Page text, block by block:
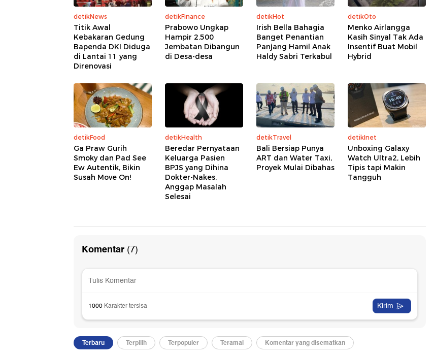
detikNews
Titik Awal
Kebakaran Gedung
Bapenda DKI Diduga
di Lantai 11 yang
Direnovasi
detikFinance
Prabowo Ungkap
Hampir 2.500
Jembatan Dibangun
di Desa-desa
detikHot
Irish Bella Bahagia
Banget Penantian
Panjang Hamil Anak
Haldy Sabri Terkabul
detikOto
Menko Airlangga
Kasih Sinyal Tak Ada
Insentif Buat Mobil
Hybrid
detikFood
Ga Praw Gurih
Smoky dan Pad See
Ew Autentik, Bikin
Susah Move On!
detikHealth
Beredar Pernyataan
Keluarga Pasien
BPJS yang Dihina
Dokter-Nakes,
Anggap Masalah
Selesai
detikTravel
Bali Bersiap Punya
ART dan Water Taxi,
Proyek Mulai Dibahas
detikInet
Unboxing Galaxy
Watch Ultra2, Lebih
Tipis tapi Makin
Tangguh